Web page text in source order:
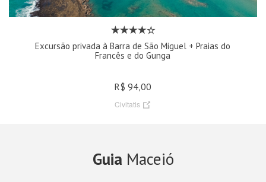
Excursão privada à Barra de São Miguel + Praias do
Francês e do Gunga
R$ 94,00
Civitatis
Guia Maceió